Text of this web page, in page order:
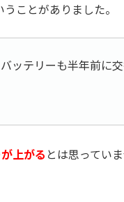
ことがありました。
ッテリーも半年前に
上がる とは思ってい